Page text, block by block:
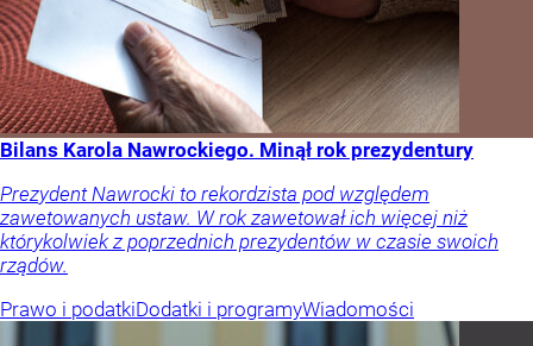
Bilans Karola Nawrockiego. Minął rok prezydentury
Prezydent Nawrocki to rekordzista pod względem
zawetowanych ustaw. W rok zawetował ich więcej niż
którykolwiek z poprzednich prezydentów w czasie swoich
rządów.
Prawo i podatkiDodatki i programyWiadomości